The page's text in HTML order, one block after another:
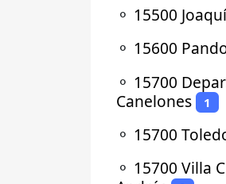
⚬ 15500
⚬ 15600
⚬ 15700
Canelones
1
⚬ 15700
⚬ 15700 Villa